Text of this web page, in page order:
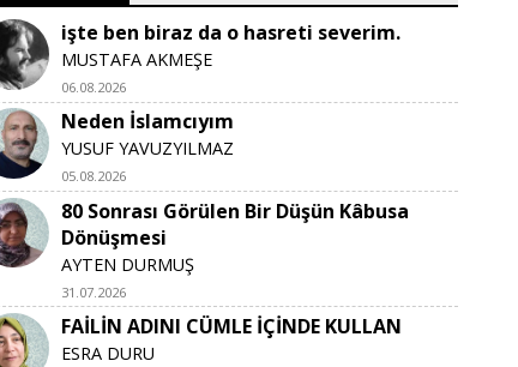
işte ben biraz da o hasreti severim.
MUSTAFA AKMEŞE
06.08.2026
Neden İslamcıyım
YUSUF YAVUZYILMAZ
05.08.2026
80 Sonrası Görülen Bir Düşün Kâbusa
Dönüşmesi
AYTEN DURMUŞ
31.07.2026
FAİLİN ADINI CÜMLE İÇİNDE KULLAN
ESRA DURU